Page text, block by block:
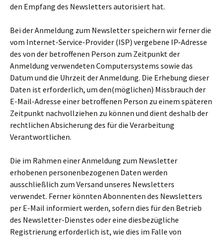
den Empfang des Newsletters autorisiert hat.
Bei der Anmeldung zum Newsletter speichern wir ferner die
vom Internet-Service-Provider (ISP) vergebene IP-Adresse
des von der betroffenen Person zum Zeitpunkt der
Anmeldung verwendeten Computersystems sowie das
Datum und die Uhrzeit der Anmeldung. Die Erhebung dieser
Daten ist erforderlich, um den(möglichen) Missbrauch der
E-Mail-Adresse einer betroffenen Person zu einem späteren
Zeitpunkt nachvollziehen zu können und dient deshalb der
rechtlichen Absicherung des für die Verarbeitung
Verantwortlichen.
Die im Rahmen einer Anmeldung zum Newsletter
erhobenen personenbezogenen Daten werden
ausschließlich zum Versand unseres Newsletters
verwendet. Ferner könnten Abonnenten des Newsletters
per E-Mail informiert werden, sofern dies für den Betrieb
des Newsletter-Dienstes oder eine diesbezügliche
Registrierung erforderlich ist, wie dies im Falle von